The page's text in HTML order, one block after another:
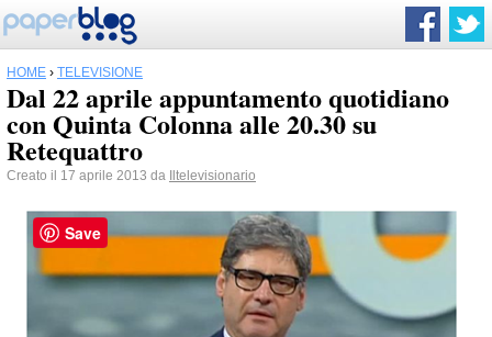
HOME › TELEVISIONE
Dal 22 aprile appuntamento quotidiano
con Quinta Colonna alle 20.30 su
Retequattro
Creato il 17 aprile 2013 da Iltelevisionario
Save